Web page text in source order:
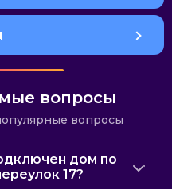
вопросы
вопросы
дом по
17?